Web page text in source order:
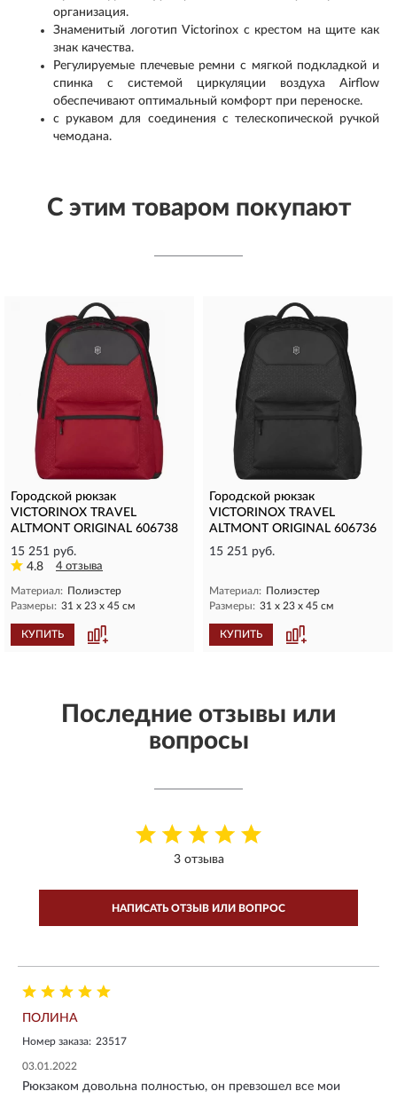
организация.
Знаменитый логотип Victorinox с крестом на щите как
знак качества.
Регулируемые плечевые ремни с мягкой подкладкой и
спинка с системой циркуляции воздуха Airflow
обеспечивают оптимальный комфорт при переноске.
с рукавом для соединения с телескопической ручкой
чемодана.
С этим товаром покупают
Городской рюкзак
VICTORINOX TRAVEL
ALTMONT ORIGINAL 606738
15 251 руб.
4.8
4 отзыва
Материал: Полиэстер
Размеры: 31 x 23 x 45 см
КУПИТЬ
Городской рюкзак
VICTORINOX TRAVEL
ALTMONT ORIGINAL 606736
15 251 руб.
Материал: Полиэстер
Размеры: 31 x 23 x 45 см
КУПИТЬ
Последние отзывы или
вопросы
3 отзыва
НАПИСАТЬ ОТЗЫВ ИЛИ ВОПРОС
ПОЛИНА
Номер заказа: 23517
03.01.2022
Рюкзаком довольна полностью, он превзошел все мои